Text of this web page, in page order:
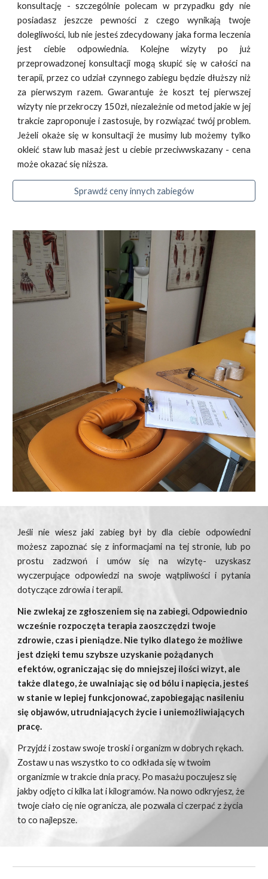
konsultację - szczególnie polecam w przypadku gdy nie
posiadasz jeszcze pewności z czego wynikają twoje
dolegliwości, lub nie jesteś zdecydowany jaka forma leczenia
jest ciebie odpowiednia. Kolejne wizyty po już
przeprowadzonej konsultacji mogą skupić się w całości na
terapii, przez co udział czynnego zabiegu będzie dłuższy niż
za pierwszym razem. Gwarantuje że koszt tej pierwszej
wizyty nie przekroczy 150zł, niezależnie od metod jakie w jej
trakcie zaproponuje i zastosuje, by rozwiązać twój problem.
Jeżeli okaże się w konsultacji że musimy lub możemy tylko
okleić staw lub masaż jest u ciebie przeciwwskazany - cena
może okazać się niższa.
Sprawdź ceny innych zabiegów
Jeśli nie wiesz jaki zabieg był by dla ciebie odpowiedni
możesz zapoznać się z informacjami na tej stronie, lub po
prostu zadzwoń i umów się na wizytę- uzyskasz
wyczerpujące odpowiedzi na swoje wątpliwości i pytania
dotyczące zdrowia i terapii.
Nie zwlekaj ze zgłoszeniem się na zabiegi. Odpowiednio
wcześnie rozpoczęta terapia zaoszczędzi twoje
zdrowie, czas i pieniądze. Nie tylko dlatego że możliwe
jest dzięki temu szybsze uzyskanie pożądanych
efektów, ograniczając się do mniejszej ilości wizyt, ale
także dlatego, że uwalniając się od bólu i napięcia, jesteś
w stanie w lepiej funkcjonować, zapobiegając nasileniu
się objawów, utrudniających życie i uniemożliwiających
pracę.
Przyjdź i zostaw swoje troski i organizm w dobrych rękach.
Zostaw u nas wszystko to co odkłada się w twoim
organizmie w trakcie dnia pracy. Po masażu poczujesz się
jakby odjęto ci kilka lat i kilogramów. Na nowo odkryjesz, że
twoje ciało cię nie ogranicza, ale pozwala ci czerpać z życia
to co najlepsze.